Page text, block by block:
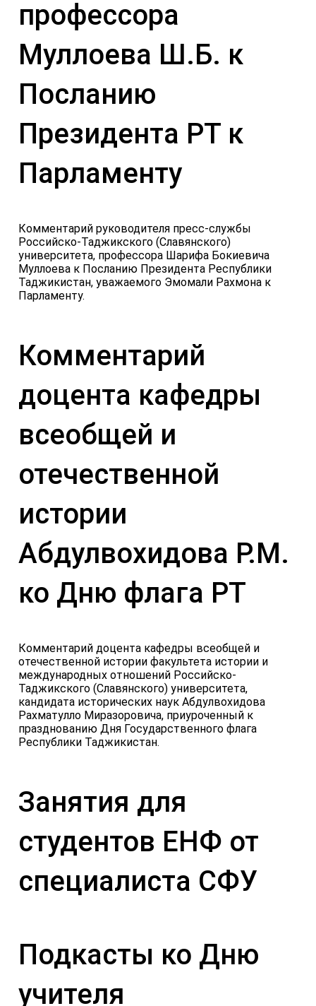
профессора
Муллоева Ш.Б. к
Посланию
Президента РТ к
Парламенту
Комментарий руководителя пресс-службы
Российско-Таджикского (Славянского)
университета, профессора Шарифа Бокиевича
Муллоева к Посланию Президента Республики
Таджикистан, уважаемого Эмомали Рахмона к
Парламенту.
Комментарий
доцента кафедры
всеобщей и
отечественной
истории
Абдулвохидова Р.М.
ко Дню флага РТ
Комментарий доцента кафедры всеобщей и
отечественной истории факультета истории и
международных отношений Российско-
Таджикского (Славянского) университета,
кандидата исторических наук Абдулвохидова
Рахматулло Миразоровича, приуроченный к
празднованию Дня Государственного флага
Республики Таджикистан.
Занятия для
студентов ЕНФ от
специалиста СФУ
Подкасты ко Дню
учителя